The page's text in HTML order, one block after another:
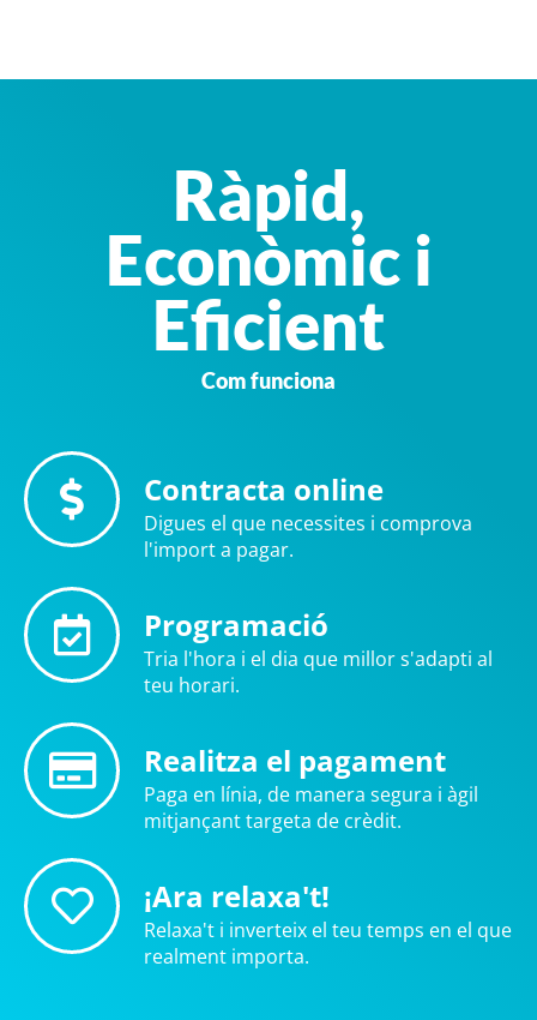
Ràpid,
Econòmic i
Eficient
Com funciona
Contracta online
Digues el que necessites i comprova
l'import a pagar.
Programació
Tria l'hora i el dia que millor s'adapti al
teu horari.
Realitza el pagament
Paga en línia, de manera segura i àgil
mitjançant targeta de crèdit.
¡Ara relaxa't!
Relaxa't i inverteix el teu temps en el que
realment importa.